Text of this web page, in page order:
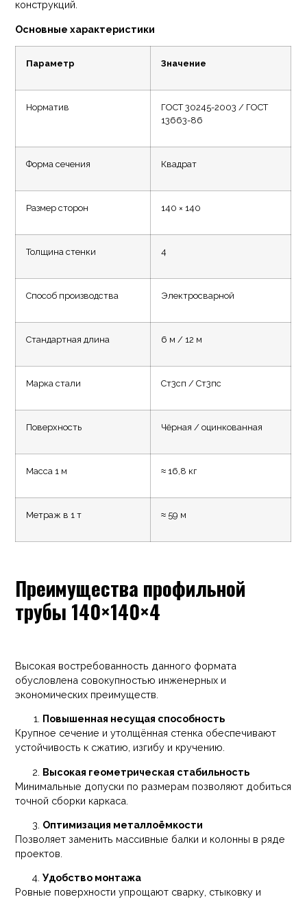
конструкций.
Основные характеристики
Параметр Значение
Норматив
ГОСТ 30245-2003 / ГОСТ
13663-86
Форма сечения Квадрат
Размер сторон 140 × 140
Толщина стенки 4
Способ производства Электросварной
Стандартная длина 6 м / 12 м
Марка стали Ст3сп / Ст3пс
Поверхность Чёрная / оцинкованная
Масса 1 м ≈ 16,8 кг
Метраж в 1 т ≈ 59 м
Преимущества профильной
трубы 140×140×4
Высокая востребованность данного формата
обусловлена совокупностью инженерных и
экономических преимуществ.
Повышенная несущая способность
Крупное сечение и утолщённая стенка обеспечивают
устойчивость к сжатию, изгибу и кручению.
Высокая геометрическая стабильность
Минимальные допуски по размерам позволяют добиться
точной сборки каркаса.
Оптимизация металлоёмкости
Позволяет заменить массивные балки и колонны в ряде
проектов.
Удобство монтажа
Ровные поверхности упрощают сварку, стыковку и